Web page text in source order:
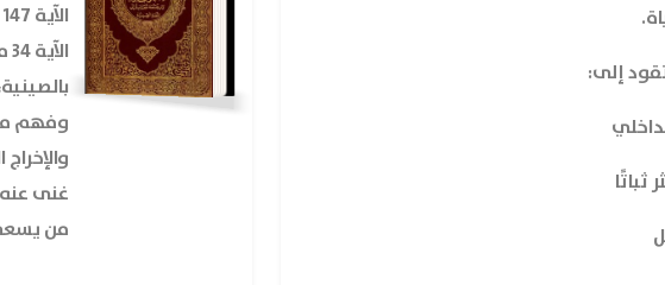
إلى:
ثباتًا
وفهم
غنى
من يسعى